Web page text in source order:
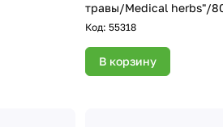
травы/Medical herbs"/
Код:55318
В корзину